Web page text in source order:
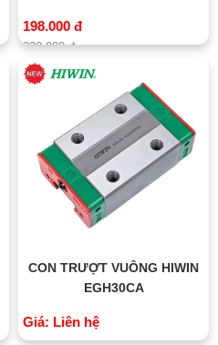
198.000 đ
230.000 đ
CON TRƯỢT VUÔNG HIWIN
EGH30CA
Giá: Liên hệ